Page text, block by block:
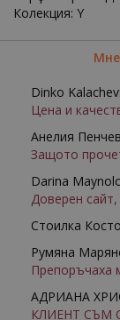
Колекция: Y
Dinko Kalachev:
Цена и
Анелия
Защото
Darina
Доверен
Стоилка
Румяна
Препоръчаха
АДРИАНА
КЛИЕНТ СЪМ